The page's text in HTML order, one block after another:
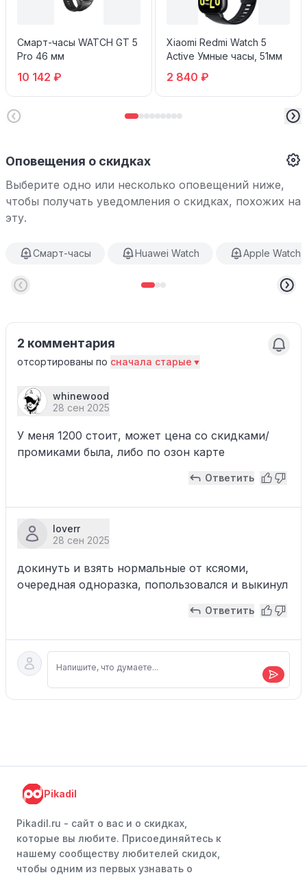
Смарт-часы WATCH GT 5
Pro 46 мм
10 142 ₽
Xiaomi Redmi Watch 5
Active Умные часы, 51мм
2 840 ₽
Оповещения о скидках
Выберите одно или несколько оповещений ниже,
чтобы получать уведомления о скидках, похожих на
эту.
Смарт-часы Huawei Watch Apple Watch
2 комментария
отсортированы по сначала старые
whinewood
28 сен 2025
У меня 1200 стоит, может цена со скидками/
промиками была, либо по озон карте
Ответить
loverr
28 сен 2025
докинуть и взять нормальные от ксяоми,
очередная одноразка, попользовался и выкинул
Ответить
Pikadil
Pikadil.ru - cайт о вас и о скидках,
которые вы любите. Присоединяйтесь к
нашему сообществу любителей скидок,
чтобы одним из первых узнавать о